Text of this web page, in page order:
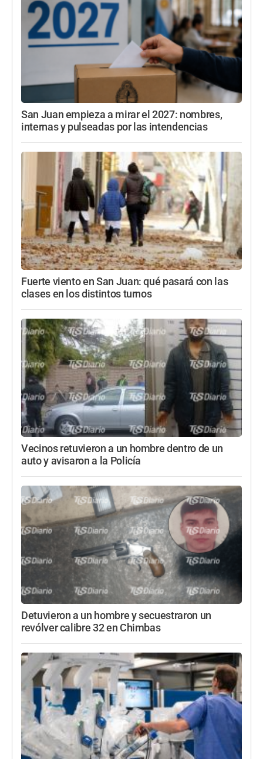
San Juan empieza a mirar el 2027: nombres,
internas y pulseadas por las intendencias
Fuerte viento en San Juan: qué pasará con las
clases en los distintos turnos
Vecinos retuvieron a un hombre dentro de un
auto y avisaron a la Policía
Detuvieron a un hombre y secuestraron un
revólver calibre 32 en Chimbas